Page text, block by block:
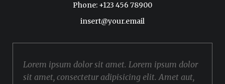
Phone: +123 456 78900
insert@your.email
Lorem ipsum dolor sit amet. Lorem ipsum dolor
sit amet, consectetur adipisicing elit. Amet aut,